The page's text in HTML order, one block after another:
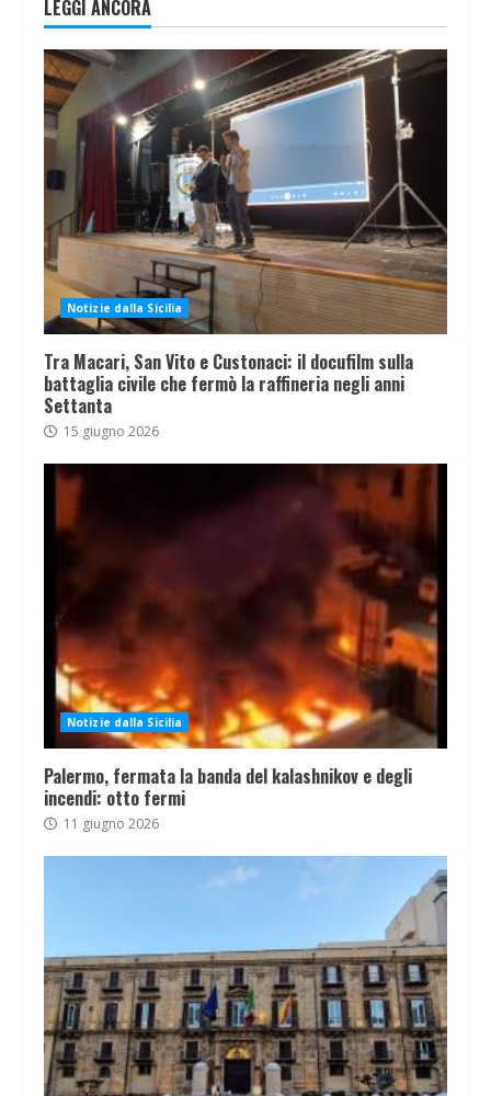
LEGGI ANCORA
Notizie dalla Sicilia
Tra Macari, San Vito e Custonaci: il docufilm sulla
battaglia civile che fermò la raffineria negli anni
Settanta
15 giugno 2026
Notizie dalla Sicilia
Palermo, fermata la banda del kalashnikov e degli
incendi: otto fermi
11 giugno 2026